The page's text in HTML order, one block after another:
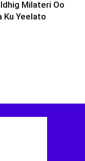
Milateri Oo
Ku Yeelato